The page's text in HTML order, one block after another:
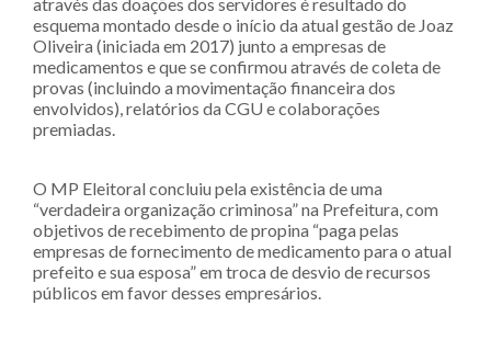
através das doações dos servidores é resultado do
esquema montado desde o início da atual gestão de Joaz
Oliveira (iniciada em 2017) junto a empresas de
medicamentos e que se confirmou através de coleta de
provas (incluindo a movimentação financeira dos
envolvidos), relatórios da CGU e colaborações
premiadas.
O MP Eleitoral concluiu pela existência de uma
“verdadeira organização criminosa” na Prefeitura, com
objetivos de recebimento de propina “paga pelas
empresas de fornecimento de medicamento para o atual
prefeito e sua esposa” em troca de desvio de recursos
públicos em favor desses empresários.